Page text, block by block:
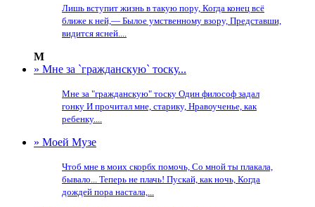
Лишь вступит жизнь в такую пору, Когда конец всё
ближе к ней,— Былое умственному взору, Представши,
видится ясней....
М
» Мне за `гражданскую` тоску...
Мне за "гражданскую" тоску Один философ задал
гонку И прочитал мне, старику, Нравоученье, как
ребенку....
» Моей Музе
Чтоб мне в моих скорбх помочь, Со мной ты плакала,
бывало... Теперь не плачь! Пускай, как ночь, Когда
дождей пора настала,...